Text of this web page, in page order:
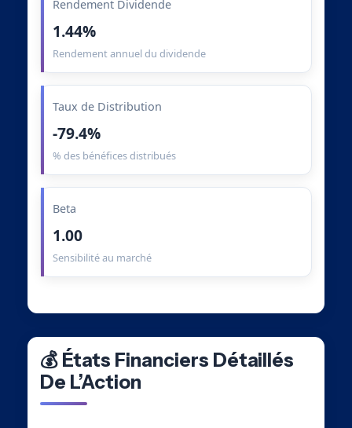
Rendement Dividende
1.44%
Rendement annuel du dividende
Taux de Distribution
-79.4%
% des bénéfices distribués
Beta
1.00
Sensibilité au marché
💰 États Financiers Détaillés
De L’Action